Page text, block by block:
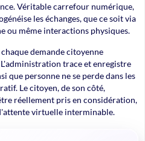
Véritable carrefour numérique,
les échanges, que ce soit via
ou même interactions physiques.
chaque demande citoyenne
trace et enregistre
que personne ne se perde dans les
Le citoyen, de son côté,
réellement pris en considération,
virtuelle interminable.